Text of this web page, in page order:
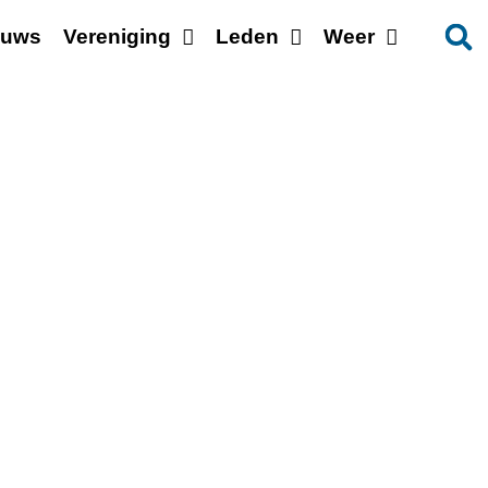
Vereniging Leden Weer